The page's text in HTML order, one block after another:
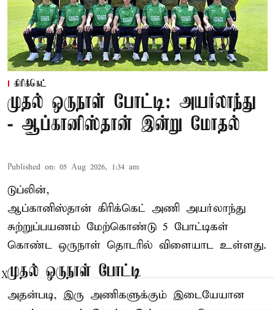
கிரிக்கெட்
முதல் ஒருநாள் போட்டி: அயர்லாந்து
- ஆப்கானிஸ்தான் இன்று மோதல்
Published on: 05 Aug 2026, 1:34 am
டுப்லின்,
ஆப்கானிஸ்தான் கிரிக்கெட் அணி அயர்லாந்து
சுற்றுப்பயணம் மேற்கொண்டு 5 போட்டிகள்
கொண்ட ஒருநாள் தொடரில் விளையாட உள்ளது.
முதல் ஒருநாள் போட்டி
அதன்படி, இரு அணிகளுக்கும் இடையேயான
X